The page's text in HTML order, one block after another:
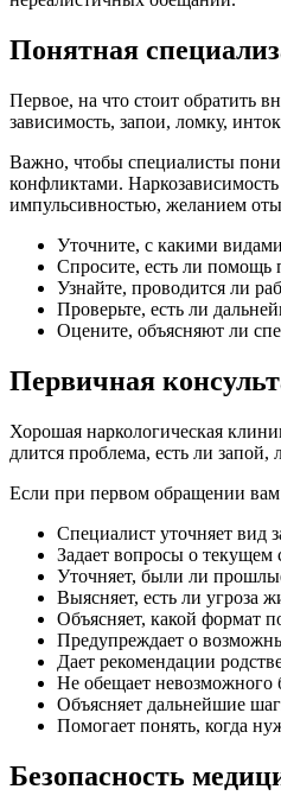
Понятная
Первое, на что стоит обратить
зависимость, запои, ломку,
Важно, чтобы специалисты
конфликтами.
импульсивностью, желанием
Уточните, с какими
Спросите, есть ли помощь
Узнайте, проводится ли
Проверьте, есть ли
Оцените, объясняют ли
Первичная
Хорошая наркологическая
длится проблема, есть ли
Если при первом обращении вам
Специалист уточняет вид
Задает вопросы о текущем
Уточняет, были ли
Выясняет, есть ли угроза
Объясняет, какой формат
Предупреждает о
Дает рекомендации
Не обещает невозможного
Объясняет дальнейшие
Помогает понять, когда
Безопасность